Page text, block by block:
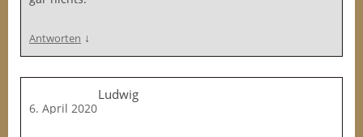
Antworten ↓
Ludwig
6. April 2020